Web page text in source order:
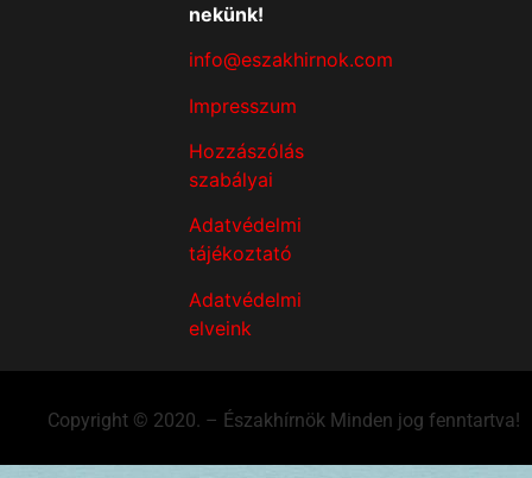
nekünk!
info@eszakhirnok.com
Impresszum
Hozzászólás
szabályai
Adatvédelmi
tájékoztató
Adatvédelmi
elveink
Copyright © 2020. – Északhírnök Minden jog fenntartva!